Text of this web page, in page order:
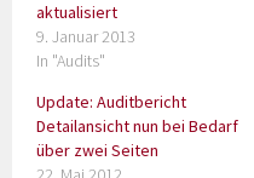
aktualisiert
9. Januar 2013
In "Audits"
Update: Auditbericht
Detailansicht nun bei Bedarf
über zwei Seiten